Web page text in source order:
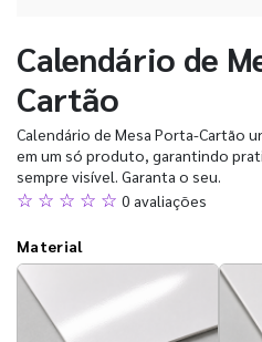
Calendário de
Cartão
Calendário de Mesa Porta-Cartão
em um só produto, garantindo
sempre visível. Garanta o seu.
☆ ☆ ☆ ☆ ☆ 0 avaliações
Material